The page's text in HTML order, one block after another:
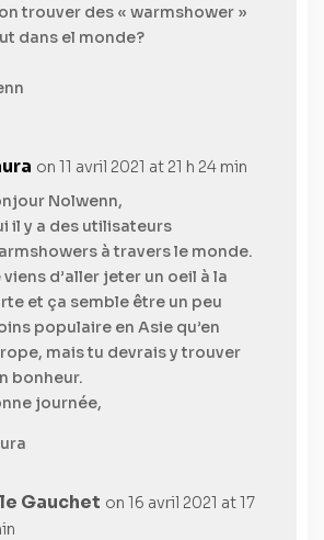
trouver des « warmshower »
dans el monde?
on 11 avril 2021 at 21 h 24 min
Nolwenn,
il y a des utilisateurs
à travers le monde.
viens d’aller jeter un oeil à la
et ça semble être un peu
populaire en Asie qu’en
mais tu devrais y trouver
bonheur.
journée,
Gauchet on 16 avril 2021 at 17